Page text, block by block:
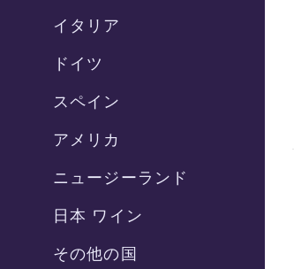
イタリア
ドイツ
スペイン
アメリカ
ニュージーランド
日本 ワイン
その他の国